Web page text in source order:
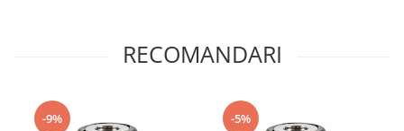
RECOMANDARI
-9% -5%